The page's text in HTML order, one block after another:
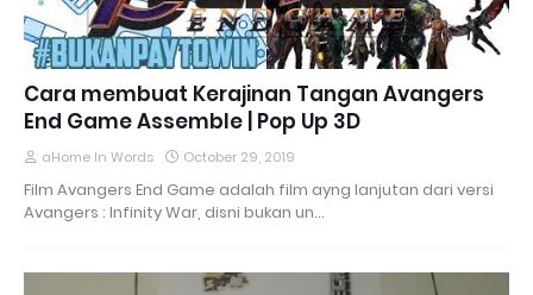
Cara membuat Kerajinan Tangan Avangers
End Game Assemble | Pop Up 3D
aHome In Words October 29, 2019
Film Avangers End Game adalah film ayng lanjutan dari versi
Avangers : Infinity War, disni bukan un…